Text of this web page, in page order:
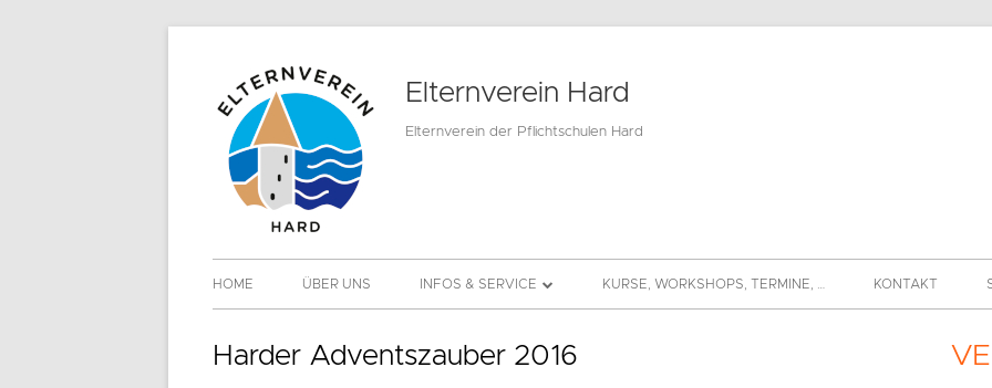
Elternverein Hard
Elternverein der Pflichtschulen Hard
Primäres
HOME ÜBER UNS INFOS & SERVICE KURSE, WORKSHOPS, TERMINE, … KONTAKT
Harder Adventszauber 2016